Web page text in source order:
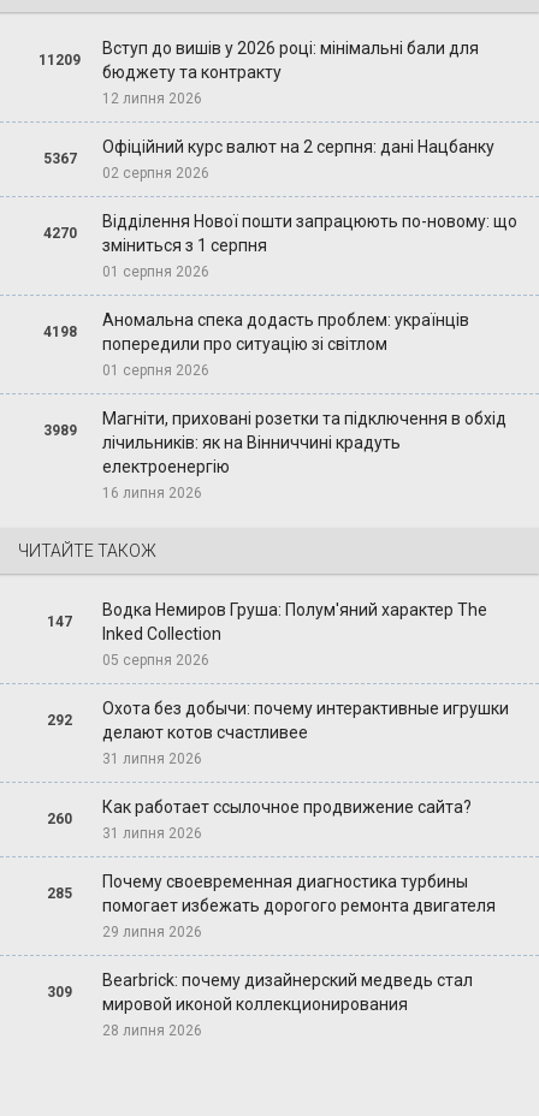
11209
Вступ до вишів у 2026 році: мінімальні бали для
бюджету та контракту
12 липня 2026
5367
Офіційний курс валют на 2 серпня: дані Нацбанку
02 серпня 2026
4270
Відділення Нової пошти запрацюють по-новому: що
зміниться з 1 серпня
01 серпня 2026
4198
Аномальна спека додасть проблем: українців
попередили про ситуацію зі світлом
01 серпня 2026
3989
Магніти, приховані розетки та підключення в обхід
лічильників: як на Вінниччині крадуть
електроенергію
16 липня 2026
ЧИТАЙТЕ ТАКОЖ
147
Водка Немиров Груша: Полум'яний характер The
Inked Collection
05 серпня 2026
292
Охота без добычи: почему интерактивные игрушки
делают котов счастливее
31 липня 2026
260
Как работает ссылочное продвижение сайта?
31 липня 2026
285
Почему своевременная диагностика турбины
помогает избежать дорогого ремонта двигателя
29 липня 2026
309
Bearbrick: почему дизайнерский медведь стал
мировой иконой коллекционирования
28 липня 2026